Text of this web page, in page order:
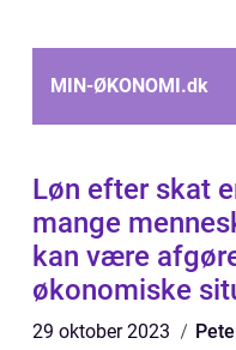
MIN-ØKONOMI.dk
Løn efter skat
mange
kan være
økonomiske
29 oktober 2023